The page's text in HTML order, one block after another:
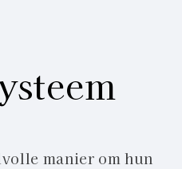
manier om hun